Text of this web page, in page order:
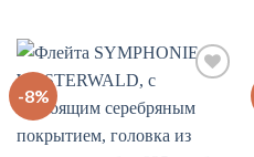
-8%
Auf
die